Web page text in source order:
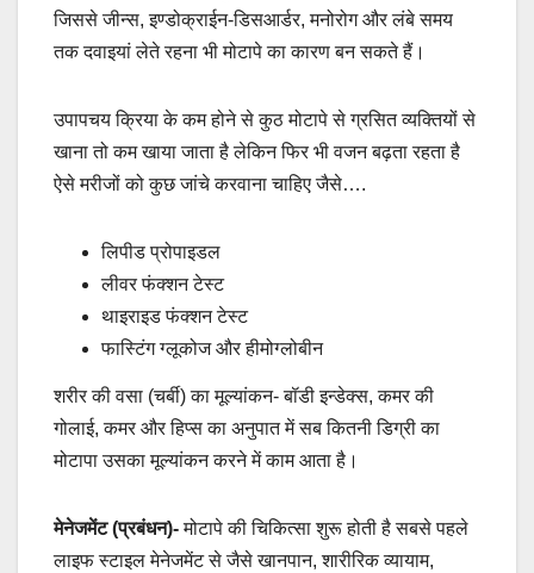
जिससे जीन्स, इण्डोक्राईन-डिसआर्डर, मनोरोग और लंबे समय
तक दवाइयां लेते रहना भी मोटापे का कारण बन सकते हैं।
उपापचय क्रिया के कम होने से कुठ मोटापे से ग्रसित व्यक्तियों से
खाना तो कम खाया जाता है लेकिन फिर भी वजन बढ़ता रहता है
ऐसे मरीजों को कुछ जांचे करवाना चाहिए जैसे….
लिपीड प्रोपाइडल
लीवर फंक्शन टेस्ट
थाइराइड फंक्शन टेस्ट
फास्टिंग ग्लूकोज और हीमोग्लोबीन
शरीर की वसा (चर्बी) का मूल्यांकन- बॉडी इन्डेक्स, कमर की
गोलाई, कमर और हिप्स का अनुपात में सब कितनी डिग्री का
मोटापा उसका मूल्यांकन करने में काम आता है।
मेनेजमेंट (प्रबंधन)-मोटापे की चिकित्सा शुरू होती है सबसे पहले
लाइफ स्टाइल मेनेजमेंट से जैसे खानपान, शारीरिक व्यायाम,